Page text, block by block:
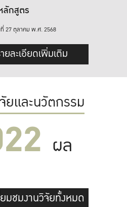
ลักสูตร
27 ตุลาคม พ.ศ. 2568
ยละเอียดเพิ่มเติม
ยและนวัตกรรม
ผล
มชมงานวิจัยทั้งหมด